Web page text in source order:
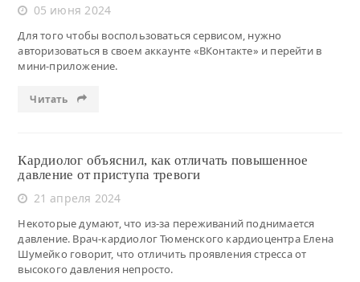
05 июня 2024
Для того чтобы воспользоваться сервисом, нужно
авторизоваться в своем аккаунте «ВКонтакте» и перейти в
мини-приложение.
Читать
Кардиолог объяснил, как отличать повышенное
давление от приступа тревоги
21 апреля 2024
Некоторые думают, что из-за переживаний поднимается
давление. Врач-кардиолог Тюменского кардиоцентра Елена
Шумейко говорит, что отличить проявления стресса от
высокого давления непросто.